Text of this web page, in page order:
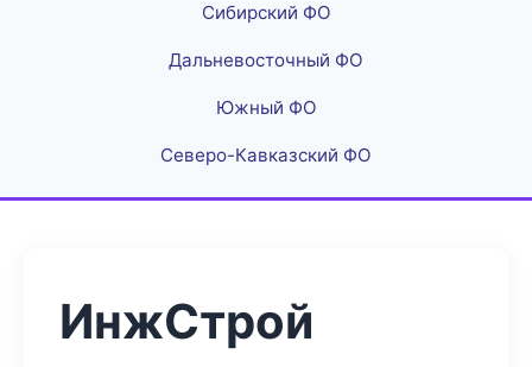
Сибирский ФО
Дальневосточный ФО
Южный ФО
Северо-Кавказский ФО
ИнжСтрой